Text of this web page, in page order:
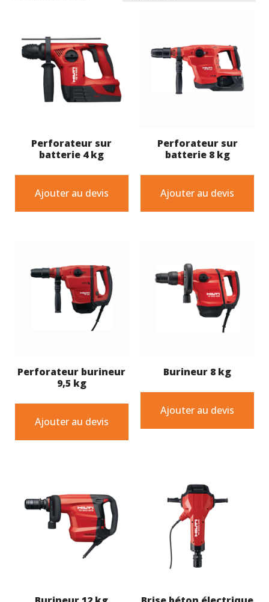
Perforateur sur
batterie 4 kg
Ajouter au devis
Perforateur sur
batterie 8 kg
Ajouter au devis
Perforateur burineur
9,5 kg
Ajouter au devis
Burineur 8 kg
Ajouter au devis